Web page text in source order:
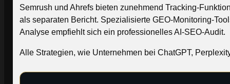
Semrush und Ahrefs bieten zunehmend Tracking-
als separaten Bericht. Spezialisierte GEO-Monitoring-
Analyse empfiehlt sich ein professionelles AI-SEO-Audit.
Alle Strategien, wie Unternehmen bei ChatGPT,